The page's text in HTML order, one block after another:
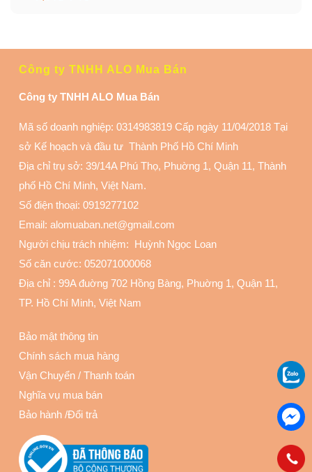
Công ty TNHH ALO Mua Bán
Công ty TNHH ALO Mua Bán
Mã số doanh nghiệp: 0314983819 Cấp ngày 11/04/2018 Tại
sở Kế hoạch và đầu tư Thành Phố Hồ Chí Minh
Địa chỉ trụ sở: 39/14A Phú Thọ, Phuờng 1, Quận 11, Thành
phố Hồ Chí Minh, Việt Nam.
Số điện thoại: 0919277102
Email: alomuaban.net@gmail.com
Người chịu trách nhiệm: Huỳnh Ngọc Loan
Số căn cước: 052071000068
Địa chỉ : 99A đuờng 702 Hồng Bàng, Phuờng 1, Quận 11,
TP. Hồ Chí Minh, Việt Nam
Bảo mật thông tin
Chính sách mua hàng
Vận Chuyển / Thanh toán
Nghĩa vụ mua bán
Bảo hành /Đổi trả